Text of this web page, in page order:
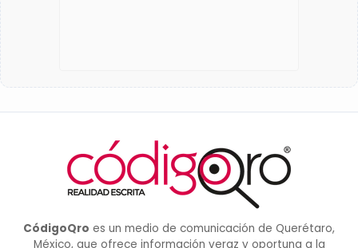
CódigoQro es un medio de comunicación de Querétaro,
México, que ofrece información veraz y oportuna a la